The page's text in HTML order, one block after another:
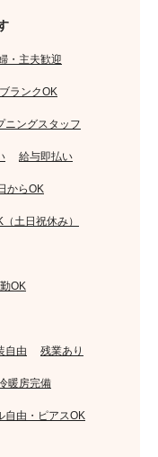
・主夫歓迎
ブランクOK
ニングスタッフ
給与即払い
からOK
土日祝休み）
OK
自由 残業あり
暖房完備
自由・ピアスOK